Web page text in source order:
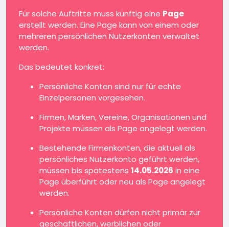
Für solche Auftritte muss künftig eine Page
erstellt werden. Eine Page kann von einem oder
mehreren persönlichen Nutzerkonten verwaltet
werden.
Das bedeutet konkret:
Persönliche Konten sind nur für echte
Einzelpersonen vorgesehen.
Firmen, Marken, Vereine, Organisationen und
Projekte müssen als Page angelegt werden.
Bestehende Firmenkonten, die aktuell als
persönliches Nutzerkonto geführt werden,
müssen bis spätestens 14.05.2026 in eine
Page überführt oder neu als Page angelegt
werden.
Persönliche Konten dürfen nicht primär zur
geschäftlichen, werblichen oder